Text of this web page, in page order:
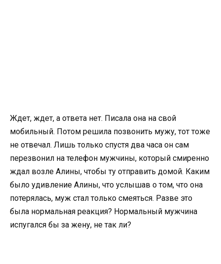
Ждет, ждет, а ответа нет. Писала она на свой
мобильный. Потом решила позвонить мужу, тот тоже
не отвечал. Лишь только спустя два часа он сам
перезвонил на телефон мужчины, который смиренно
ждал возле Алины, чтобы ту отправить домой. Каким
было удивление Алины, что услышав о том, что она
потерялась, муж стал только смеяться. Разве это
была нормальная реакция? Нормальный мужчина
испугался бы за жену, не так ли?